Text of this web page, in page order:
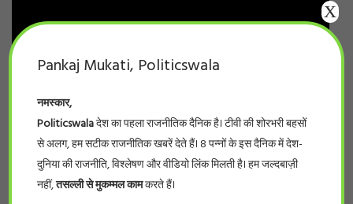
Pankaj Mukati, Politicswala
नमस्कार,
Politicswalaदेश का पहला राजनीतिक दैनिक है। टीवी की शोरभरी बहसों
से अलग, हम सटीक राजनीतिक खबरें देते हैं। 8 पन्नों के इस दैनिक में देश-
दुनिया की राजनीति, विश्लेषण और वीडियो लिंक मिलती है। हम जल्दबाज़ी
नहीं,तसल्ली से मुकम्मल कामकरते हैं।
X